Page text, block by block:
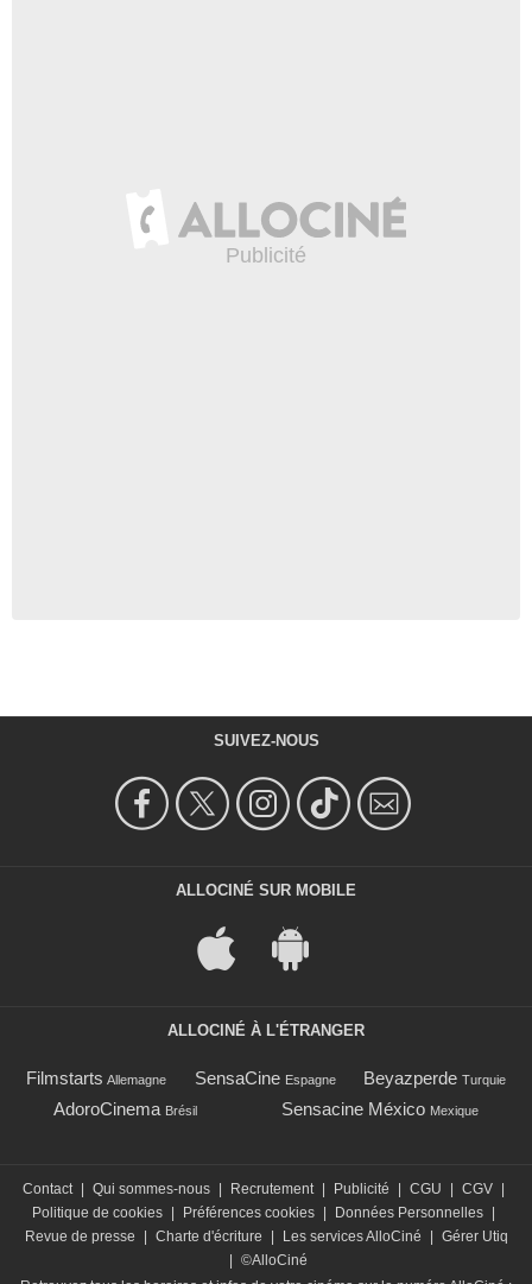
SUIVEZ-NOUS
ALLOCINÉ SUR MOBILE
ALLOCINÉ À L'ÉTRANGER
Filmstarts Allemagne SensaCine Espagne Beyazperde Turquie
AdoroCinema Brésil Sensacine México Mexique
Contact | Qui sommes-nous | Recrutement | Publicité | CGU | CGV |
Politique de cookies | Préférences cookies | Données Personnelles |
Revue de presse
| Charte d'écriture | Les services AlloCiné | Gérer Utiq
| ©AlloCiné